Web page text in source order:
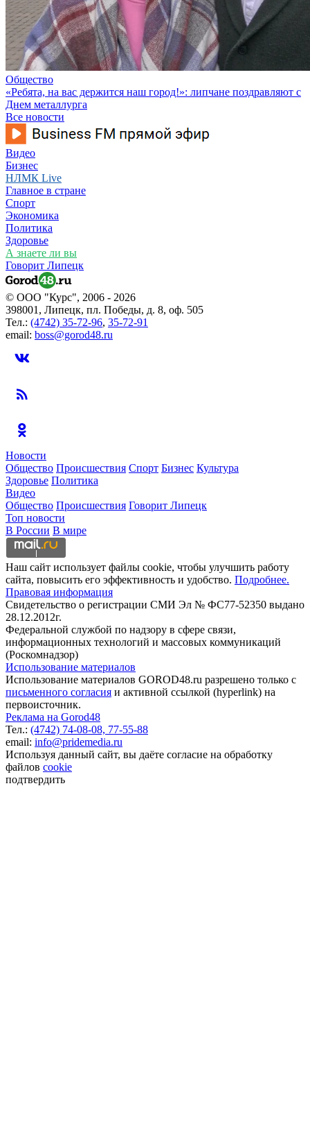
Общество
«Ребята, на вас держится наш город!»: липчане поздравляют с
Днем металлурга
Все новости
Видео
Бизнес
НЛМК Live
Главное в стране
Спорт
Экономика
Политика
Здоровье
А знаете ли вы
Говорит Липецк
© ООО "Курс", 2006 - 2026
398001, Липецк, пл. Победы, д. 8, оф. 505
Тел.: (4742) 35-72-96, 35-72-91
email: boss@gorod48.ru
Новости
Общество Происшествия Спорт Бизнес Культура
Здоровье Политика
Видео
Общество Происшествия Говорит Липецк
Топ новости
В России В мире
Наш сайт использует файлы cookie, чтобы улучшить работу
сайта, повысить его эффективность и удобство. Подробнее.
Правовая информация
Свидетельство о регистрации СМИ Эл № ФС77-52350 выдано
28.12.2012г.
Федеральной службой по надзору в сфере связи,
информационных технологий и массовых коммуникаций
(Роскомнадзор)
Использование материалов
Использование материалов GOROD48.ru разрешено только с
письменного согласия и активной ссылкой (hyperlink) на
первоисточник.
Реклама на Gorod48
Тел.: (4742) 74-08-08, 77-55-88
email: info@pridemedia.ru
Используя данный сайт, вы даёте согласие на обработку
файлов cookie
подтвердить